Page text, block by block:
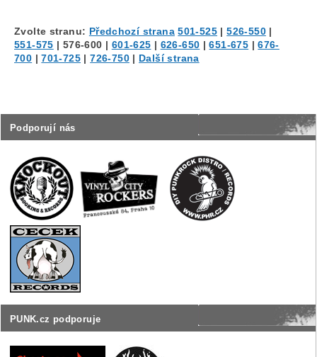
Podporují nás
PUNK.cz podporuje
Zvolte stranu: Předchozí strana 501-525 |526-550|
551-575 | 576-600 | 601-625 | 626-650 |651-675 |676-
700 |701-725 |726-750| Další strana